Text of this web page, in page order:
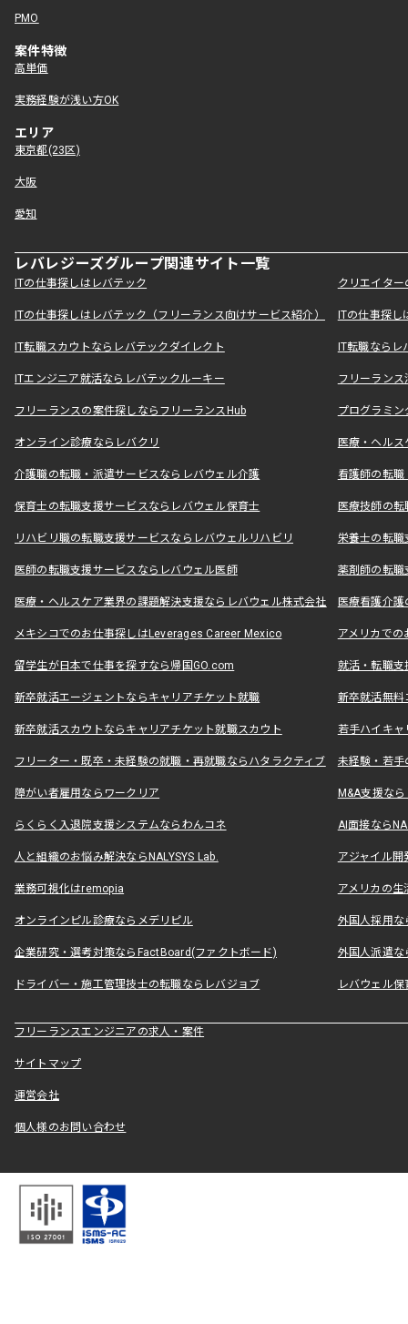
PMO
案件特徴
高単価
実務経験が浅い方OK
エリア
東京都(23区)
大阪
愛知
レバレジーズグループ関連サイト一覧
ITの仕事探しはレバテック クリエイタ
ITの仕事探しはレバテック（フリーランス向けサービス紹介） ITの仕事探
IT転職スカウトならレバテックダイレクト IT転職なら
ITエンジニア就活ならレバテックルーキー フリーラン
フリーランスの案件探しならフリーランスHub プログラミ
オンライン診療ならレバクリ 医療・ヘル
介護職の転職・派遣サービスならレバウェル介護 看護師の転
保育士の転職支援サービスならレバウェル保育士 医療技師の
リハビリ職の転職支援サービスならレバウェルリハビリ 栄養士の転
医師の転職支援サービスならレバウェル医師 薬剤師の転
医療・ヘルスケア業界の課題解決支援ならレバウェル株式会社 医療看護介
メキシコでのお仕事探しはLeverages Career Mexico アメリカで
留学生が日本で仕事を探すなら帰国GO.com 就活・転職
新卒就活エージェントならキャリアチケット就職 新卒就活無料
新卒就活スカウトならキャリアチケット就職スカウト 若手ハイキ
フリーター・既卒・未経験の就職・再就職ならハタラクティブ 未経験・若手
障がい者雇用ならワークリア M&A支援な
らくらく入退院支援システムならわんコネ AI面接なら
人と組織のお悩み解決ならNALYSYS Lab. アジャイル
業務可視化はremopia アメリカの
オンラインピル診療ならメデリピル 外国人採用
企業研究・選考対策ならFactBoard(ファクトボード) 外国人派遣な
ドライバー・施工管理技士の転職ならレバジョブ レバウェル
フリーランスエンジニアの求人・案件
サイトマップ
運営会社
個人様のお問い合わせ